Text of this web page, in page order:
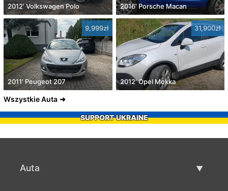
2012' Volkswagen Polo 2016' Porsche Macan
9,999zł
2011' Peugeot 207
31,900zł
2012' Opel Mokka
Wszystkie Auta
SUPPORT UKRAINE
Auta